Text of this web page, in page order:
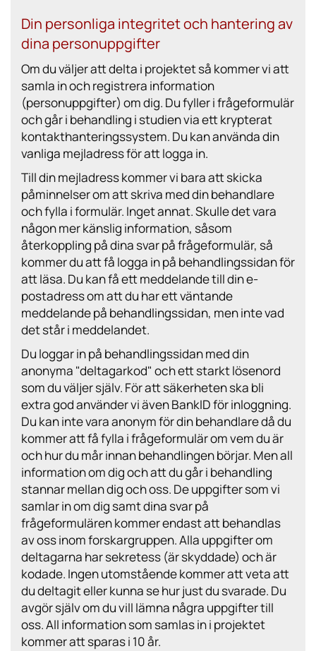
Din personliga integritet och hantering av
dina personuppgifter
Om du väljer att delta i projektet så kommer vi att
samla in och registrera information
(personuppgifter) om dig. Du fyller i frågeformulär
och går i behandling i studien via ett krypterat
kontakthanteringssystem. Du kan använda din
vanliga mejladress för att logga in.
Till din mejladress kommer vi bara att skicka
påminnelser om att skriva med din behandlare
och fylla i formulär. Inget annat. Skulle det vara
någon mer känslig information, såsom
återkoppling på dina svar på frågeformulär, så
kommer du att få logga in på behandlingssidan för
att läsa. Du kan få ett meddelande till din e-
postadress om att du har ett väntande
meddelande på behandlingssidan, men inte vad
det står i meddelandet.
Du loggar in på behandlingssidan med din
anonyma "deltagarkod" och ett starkt lösenord
som du väljer själv. För att säkerheten ska bli
extra god använder vi även BankID för inloggning.
Du kan inte vara anonym för din behandlare då du
kommer att få fylla i frågeformulär om vem du är
och hur du mår innan behandlingen börjar. Men all
information om dig och att du går i behandling
stannar mellan dig och oss. De uppgifter som vi
samlar in om dig samt dina svar på
frågeformulären kommer endast att behandlas
av oss inom forskargruppen. Alla uppgifter om
deltagarna har sekretess (är skyddade) och är
kodade. Ingen utomstående kommer att veta att
du deltagit eller kunna se hur just du svarade. Du
avgör själv om du vill lämna några uppgifter till
oss. All information som samlas in i projektet
kommer att sparas i 10 år.